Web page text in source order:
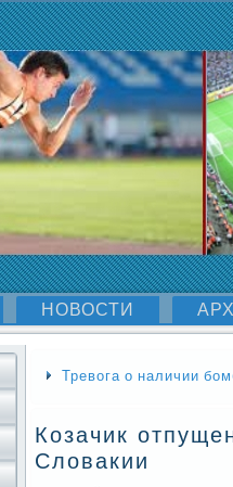
НОВОСТИ
Тревога о наличии
Козачик
Словакии